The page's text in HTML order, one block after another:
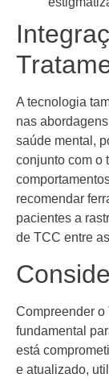
A tecnologia
nas
saúde mental,
conjunto com o
recomendar
pacientes a
de TCC entre
Compreender o
fundamental
está
e atualizado,